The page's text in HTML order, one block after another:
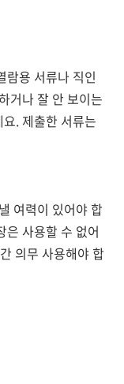
람용 서류나 직인
거나 잘 안 보이는
. 제출한 서류는
여력이 있어야 합
은 사용할 수 없어
의무 사용해야 합